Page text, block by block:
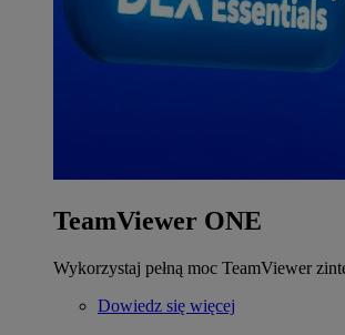
TeamViewer ONE
Wykorzystaj pełną moc TeamViewer
Dowiedz się więcej